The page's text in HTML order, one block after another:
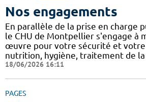
Nos engagements
En parallèle de la prise en charge
le CHU de Montpellier s'engage à
œuvre pour votre sécurité et votre
nutrition, hygiène, traitement de
18/06/2026 16:11
PAGES